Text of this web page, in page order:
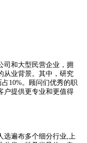
司和大型民营企业，拥
从业背景。其中，研究
10%。顾问们优秀的职
户提供更专业和更值得
选遍布多个细分行业,上